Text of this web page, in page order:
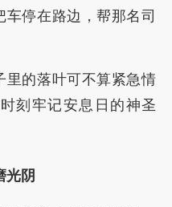
停在路边，帮那名司
里的落叶可不算紧急情
刻牢记安息日的神圣
光阴